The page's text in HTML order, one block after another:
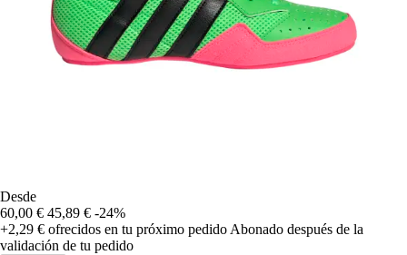
Desde
60,00 € 45,89 € -24%
+2,29 € ofrecidos en tu próximo pedidoAbonado después de la
validación de tu pedido